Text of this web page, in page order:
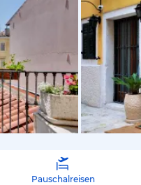
vom
Pauschalreisen